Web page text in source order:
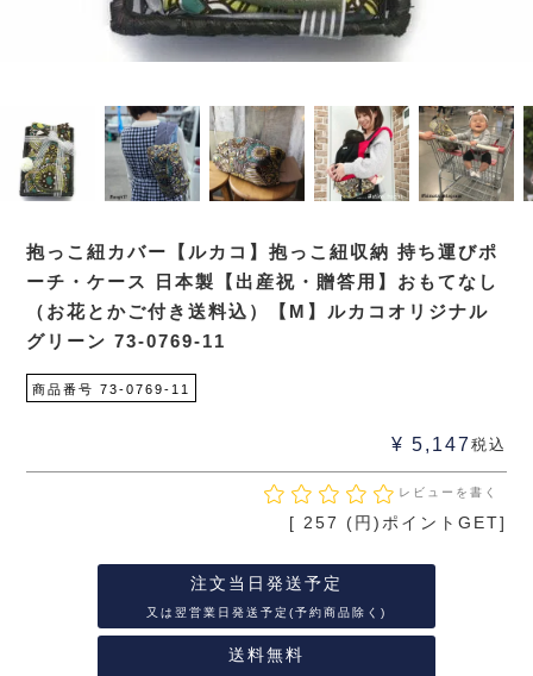
抱っこ紐カバー【ルカコ】抱っこ紐収納 持ち運びポ
ーチ・ケース 日本製【出産祝・贈答用】おもてなし
（お花とかご付き送料込）【M】ルカコオリジナル
グリーン 73-0769-11
商品番号 73-0769-11
¥ 5,147 税込
レビューを書く
[ 257 (円)ポイントGET]
注文当日発送予定
又は翌営業日発送予定(予約商品除く)
送料無料